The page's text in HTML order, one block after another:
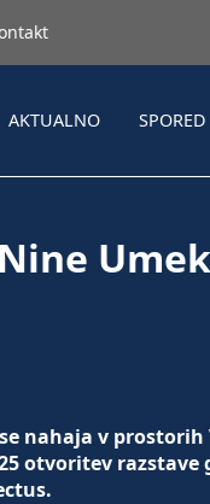
AKTUALNO SPORED
nahaja v
otvoritev